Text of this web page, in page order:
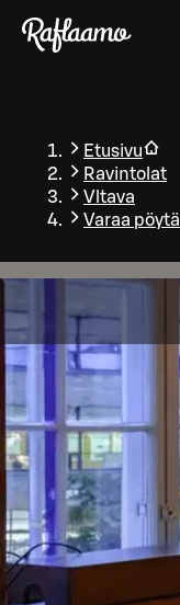
Siirry pääsisältöön
Etusivu
Ravintolat
Vltava
Varaa pöytä